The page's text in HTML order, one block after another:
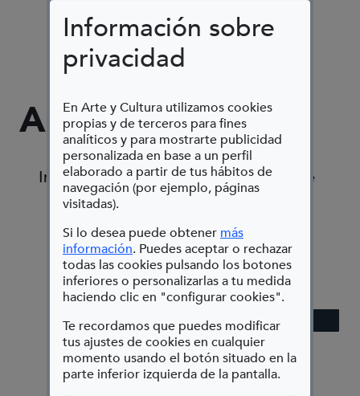
Información sobre
privacidad
En Arte y Cultura utilizamos cookies
propias y de terceros para fines
analíticos y para mostrarte publicidad
personalizada en base a un perfil
elaborado a partir de tus hábitos de
navegación (por ejemplo, páginas
visitadas).
Si lo desea puede obtener más
información(Abre en nueva ventana)
. Puedes aceptar o rechazar
todas las cookies pulsando los botones
inferiores o personalizarlas a tu medida
haciendo clic en "configurar cookies".
Te recordamos que puedes modificar
tus ajustes de cookies en cualquier
momento usando el botón situado en la
parte inferior izquierda de la pantalla.
AGENDA
Información disponible próximamente
Paginación
Primera página
« Primero
Página anterior
‹ Anterior
Página
1
Página actual
2